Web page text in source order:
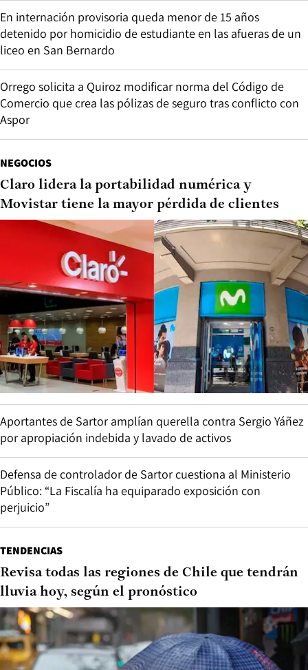
En internación provisoria queda menor de 15 años
detenido por homicidio de estudiante en las afueras de un
liceo en San Bernardo
Orrego solicita a Quiroz modificar norma del Código de
Comercio que crea las pólizas de seguro tras conflicto con
Aspor
NEGOCIOS
Claro lidera la portabilidad numérica y
Movistar tiene la mayor pérdida de clientes
Aportantes de Sartor amplían querella contra Sergio Yáñez
por apropiación indebida y lavado de activos
Defensa de controlador de Sartor cuestiona al Ministerio
Público: “La Fiscalía ha equiparado exposición con
perjuicio”
TENDENCIAS
Revisa todas las regiones de Chile que tendrán
lluvia hoy, según el pronóstico